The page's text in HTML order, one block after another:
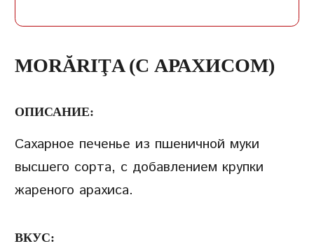
MORĂRIŢA (С АРАХИСОМ)
ОПИСАНИЕ:
Сахарное печенье из пшеничной муки
высшего сорта, с добавлением крупки
жареного арахиса.
ВКУС:
СОЗДАТЬ УЧЕТНУЮ
ЗАПИСЬ